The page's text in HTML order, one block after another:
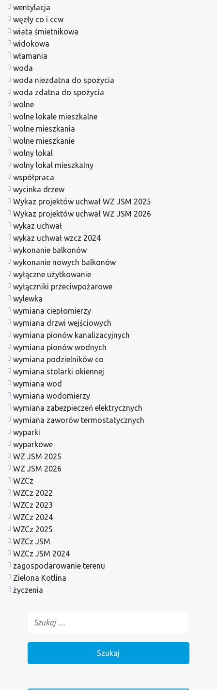
wentylacja
węzły co i ccw
wiata śmietnikowa
widokowa
włamania
woda
woda niezdatna do spożycia
woda zdatna do spożycia
wolne
wolne lokale mieszkalne
wolne mieszkania
wolne mieszkanie
wolny lokal
wolny lokal mieszkalny
współpraca
wycinka drzew
Wykaz projektów uchwał WZ JSM 2025
Wykaz projektów uchwał WZ JSM 2026
wykaz uchwał
wykaz uchwał wzcz 2024
wykonanie balkonów
wykonanie nowych balkonów
wyłączne użytkowanie
wyłączniki przeciwpożarowe
wylewka
wymiana ciepłomierzy
wymiana drzwi wejściowych
wymiana pionów kanalizacyjnych
wymiana pionów wodnych
wymiana podzielników co
wymiana stolarki okiennej
wymiana wod
wymiana wodomierzy
wymiana zabezpieczeń elektrycznych
wymiana zaworów termostatycznych
wyparki
wyparkowe
WZ JSM 2025
WZ JSM 2026
WZCz
WZCz 2022
WZCz 2023
WZCz 2024
WZCz 2025
WZCz JSM
WZCz JSM 2024
zagospodarowanie terenu
Zielona Kotlina
życzenia